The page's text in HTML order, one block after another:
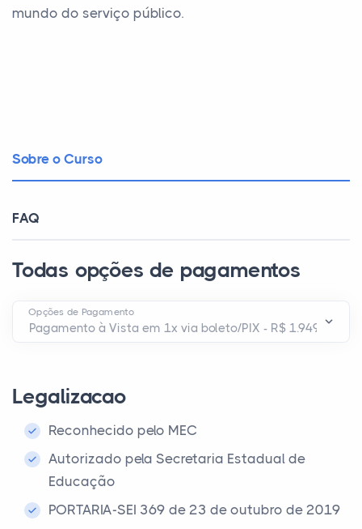
mundo do serviço público.
Sobre o Curso
FAQ
Todas opções de pagamentos
Opções de Pagamento
Legalizacao
Reconhecido pelo MEC
Autorizado pela Secretaria Estadual de
Educação
PORTARIA-SEI 369 de 23 de outubro de 2019